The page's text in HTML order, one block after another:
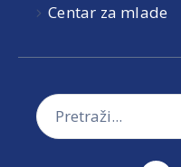
Centar za mlade